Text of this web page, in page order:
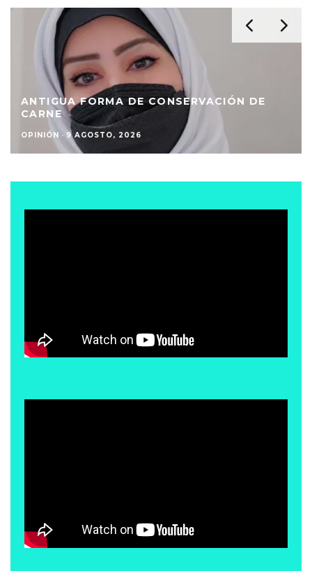
ANTIGUA FORMA DE CONSERVACIÓN DE
CARNE
OPINIÓN · 9 AGOSTO, 2026